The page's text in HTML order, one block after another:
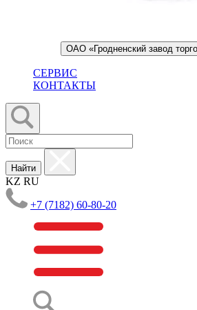
ОАО «Гродненский завод
СЕРВИС
КОНТАКТЫ
Найти
KZ RU
+7 (7182) 60-80-20